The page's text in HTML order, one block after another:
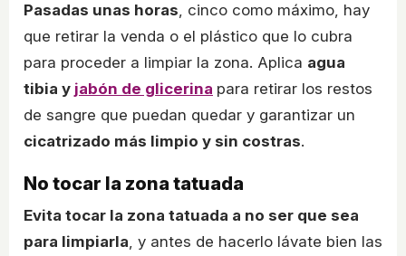
Pasadas unas horas, cinco como máximo, hay
que retirar la venda o el plástico que lo cubra
para proceder a limpiar la zona. Aplica agua
tibia y jabón de glicerina para retirar los restos
de sangre que puedan quedar y garantizar un
cicatrizado más limpio y sin costras.
No tocar la zona tatuada
Evita tocar la zona tatuada a no ser que sea
para limpiarla, y antes de hacerlo lávate bien las